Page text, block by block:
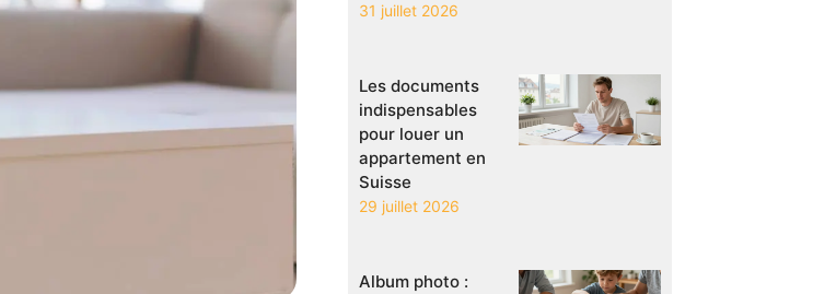
31 juillet 2026
Les documents
indispensables
pour louer un
appartement en
Suisse
29 juillet 2026
Album photo :